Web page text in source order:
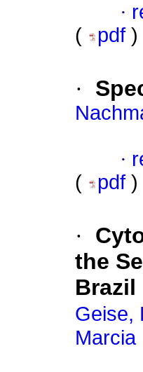
·
(
pdf )
·
·
(
pdf )
·
the
Brazil
Geise,
Marcia